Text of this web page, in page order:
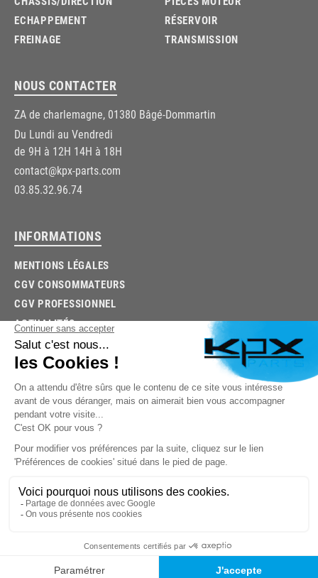
03.85.32.96.74
© 2026 -KPX PARTS- SITE CRÉÉ PARLET'S CLIC
ECHAPPEMENT
FREINAGE
RÉSERVOIR
TRANSMISSION
NOUS CONTACTER
ZA de charlemagne, 01380 Bâgé-Dommartin
Du Lundi au Vendredi
de 9H à 12H 14H à 18H
contact@kpx-parts.com
03.85.32.96.74
INFORMATIONS
MENTIONS LÉGALES
CGV CONSOMMATEURS
CGV PROFESSIONNEL
ACTUALITÉS
TROUVEZ LA BONNE PIÈCE RAPIDEMENT
03.85.32.96.74